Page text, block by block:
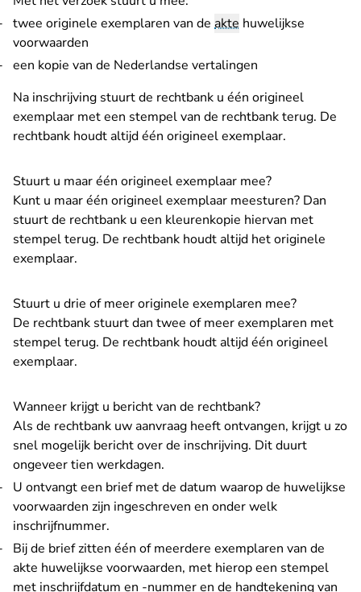
twee originele exemplaren van de akte huwelijkse
voorwaarden
een kopie van de Nederlandse vertalingen
Na inschrijving stuurt de rechtbank u één origineel
exemplaar met een stempel van de rechtbank terug. De
rechtbank houdt altijd één origineel exemplaar.
Stuurt u maar één origineel exemplaar mee?
Kunt u maar één origineel exemplaar meesturen? Dan
stuurt de rechtbank u een kleurenkopie hiervan met
stempel terug. De rechtbank houdt altijd het originele
exemplaar.
Stuurt u drie of meer originele exemplaren mee?
De rechtbank stuurt dan twee of meer exemplaren met
stempel terug. De rechtbank houdt altijd één origineel
exemplaar.
Wanneer krijgt u bericht van de rechtbank?
Als de rechtbank uw aanvraag heeft ontvangen, krijgt u zo
snel mogelijk bericht over de inschrijving. Dit duurt
ongeveer tien werkdagen.
U ontvangt een brief met de datum waarop de huwelijkse
voorwaarden zijn ingeschreven en onder welk
inschrijfnummer.
Bij de brief zitten één of meerdere exemplaren van de
akte huwelijkse voorwaarden, met hierop een stempel
met inschrijfdatum en -nummer en de handtekening van